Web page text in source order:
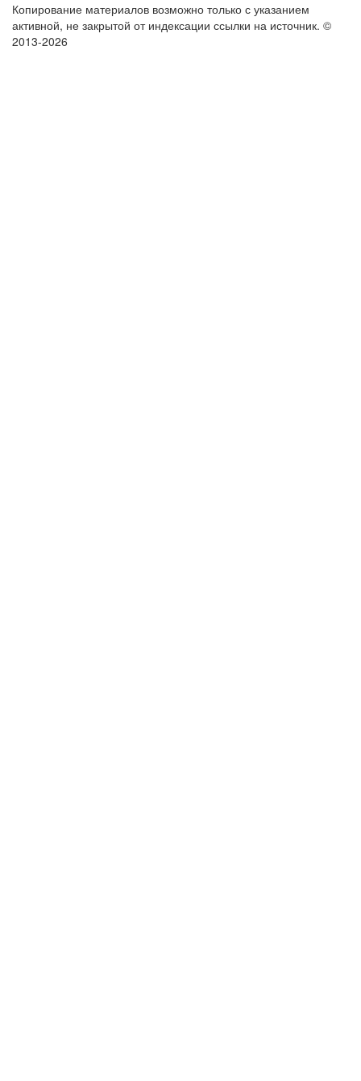
Копирование материалов возможно только с указанием
активной, не закрытой от индексации ссылки на источник. ©
2013-2026